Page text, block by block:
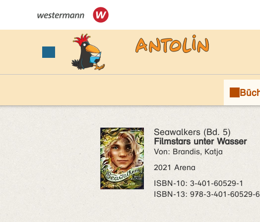
Seawalkers (Bd. 5)
Filmstars unter Wasser
Von: Brandis, Katja
2021 Arena
ISBN‑10: 3-401-60529-1
ISBN‑13: 978-3-401-60529-6